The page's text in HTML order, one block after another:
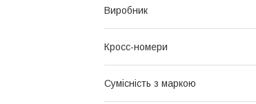
Виробник
Кросс-номери
Сумісність з маркою